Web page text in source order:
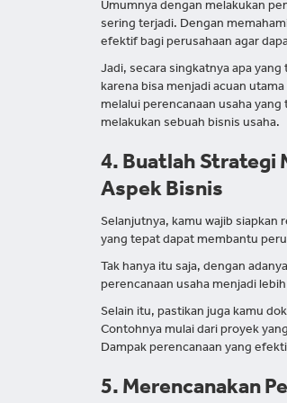
Umumnya dengan melakukan
sering terjadi. Dengan
efektif bagi perusahaan agar
Jadi, secara singkatnya apa
karena bisa menjadi acuan
melalui perencanaan usaha
melakukan sebuah bisnis usaha.
4. Buatlah Strategi
Aspek Bisnis
Selanjutnya, kamu wajib siapkan
yang tepat dapat membantu
Tak hanya itu saja, dengan
perencanaan usaha menjadi
Selain itu, pastikan juga kamu
Contohnya mulai dari proyek
Dampak perencanaan yang
5. Merencanakan